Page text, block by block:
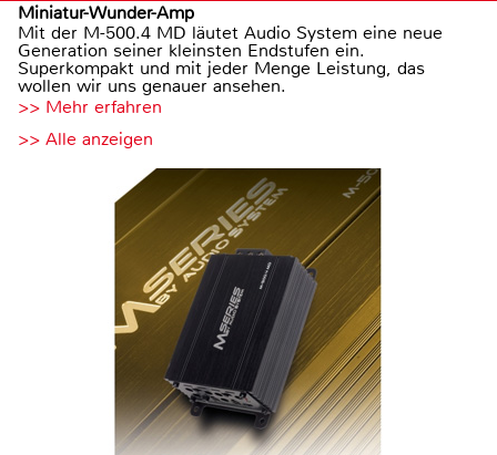
Miniatur-Wunder-Amp
Mit der M-500.4 MD läutet Audio System eine neue
Generation seiner kleinsten Endstufen ein.
Superkompakt und mit jeder Menge Leistung, das
wollen wir uns genauer ansehen.
>> Mehr erfahren
>> Alle anzeigen